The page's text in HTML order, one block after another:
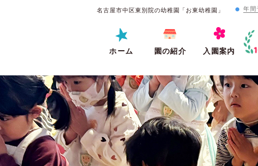
名古屋市中区東別院の幼稚園「お東幼稚園」 年間
ホーム 園の紹介 入園案内